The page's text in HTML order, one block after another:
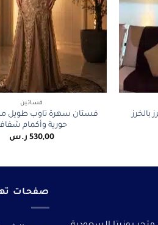
فساتين
فستان سهرة تاوب طويل
حورية وأكمام
530,00 ر.س
صفحات